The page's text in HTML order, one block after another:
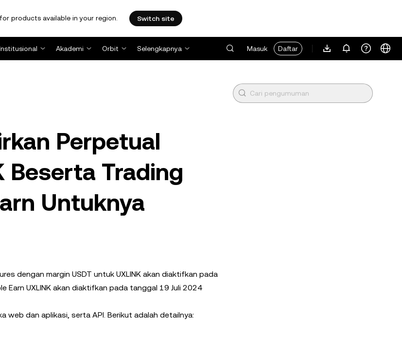
products available in your region. Switch site
Akademi Orbit Selengkapnya Masuk Daftar
Perpetual
Beserta Trading
Untuknya
dengan margin USDT untuk UXLINK akan diaktifkan pada
Earn UXLINK akan diaktifkan pada tanggal 19 Juli 2024
web dan aplikasi, serta API. Berikut adalah detailnya: